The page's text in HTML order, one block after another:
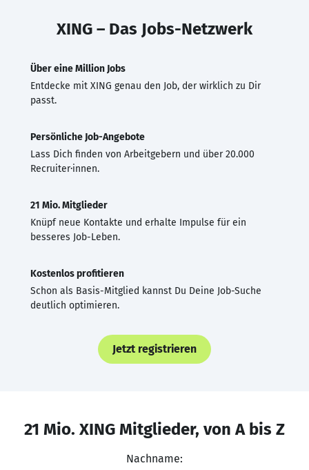
XING – Das Jobs-Netzwerk
Über eine Million Jobs
Entdecke mit XING genau den Job, der wirklich zu Dir
passt.
Persönliche Job-Angebote
Lass Dich finden von Arbeitgebern und über 20.000
Recruiter·innen.
21 Mio. Mitglieder
Knüpf neue Kontakte und erhalte Impulse für ein
besseres Job-Leben.
Kostenlos profitieren
Schon als Basis-Mitglied kannst Du Deine Job-Suche
deutlich optimieren.
Jetzt registrieren
21 Mio. XING Mitglieder, von A bis Z
Nachname: